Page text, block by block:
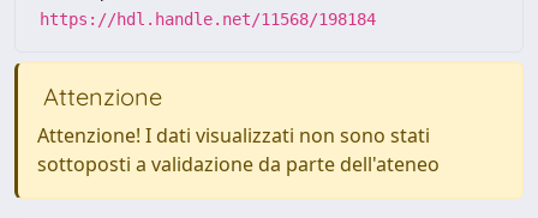
https://hdl.handle.net/11568/198184
Attenzione
Attenzione! I dati visualizzati non sono stati
sottoposti a validazione da parte dell'ateneo